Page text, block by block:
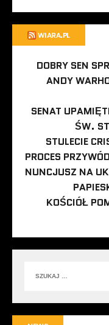
WIARA.PL
DOBRY SEN
ANDY
SENAT
ŚW.
STULECIE
PROCES
NUNCJUSZ NA
KOŚCIÓŁ